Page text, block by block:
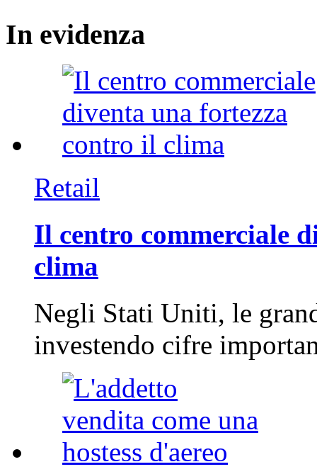
In evidenza
Retail
Il centro commerciale
clima
Negli Stati Uniti, le
investendo cifre